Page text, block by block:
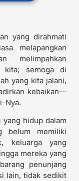
yang dirahmati
melapangkan
melimpahkan
kita; semoga di
yang kita jalani,
kebaikan—
Nya.
hidup dalam
belum memiliki
keluarga yang
mereka yang
penunjang
lain, tidak sedikit